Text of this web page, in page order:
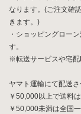
なります。(ご注文確
きます。)
・ショッピングロー
す。
※転送サービスや宅配
ヤマト運輸にて配送さ
￥50,000以上で送料
￥50,000未満は全国